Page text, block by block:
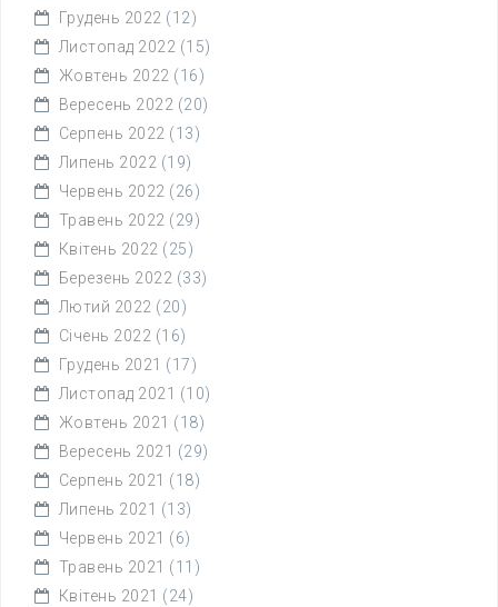
Грудень 2022 (12)
Листопад 2022 (15)
Жовтень 2022 (16)
Вересень 2022 (20)
Серпень 2022 (13)
Липень 2022 (19)
Червень 2022 (26)
Травень 2022 (29)
Квітень 2022 (25)
Березень 2022 (33)
Лютий 2022 (20)
Січень 2022 (16)
Грудень 2021 (17)
Листопад 2021 (10)
Жовтень 2021 (18)
Вересень 2021 (29)
Серпень 2021 (18)
Липень 2021 (13)
Червень 2021 (6)
Травень 2021 (11)
Квітень 2021 (24)